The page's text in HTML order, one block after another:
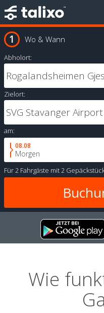
Wo & Wann
Abholort:
Zielort:
am:
08.08
Morgen
Für2 Fahrgäste mit2
Wie